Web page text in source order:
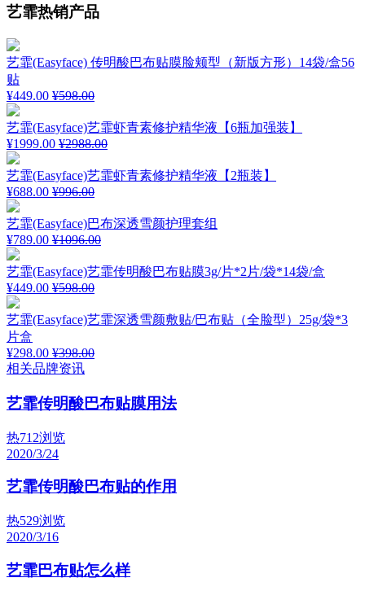
艺霏热销产品
艺霏(Easyface) 传明酸巴布贴膜脸颊型（新版方形）14袋/盒56
贴
¥449.00 ¥598.00
艺霏(Easyface)艺霏虾青素修护精华液【6瓶加强装】
¥1999.00 ¥2988.00
艺霏(Easyface)艺霏虾青素修护精华液【2瓶装】
¥688.00 ¥996.00
艺霏(Easyface)巴布深透雪颜护理套组
¥789.00 ¥1096.00
艺霏(Easyface)艺霏传明酸巴布贴膜3g/片*2片/袋*14袋/盒
¥449.00 ¥598.00
艺霏(Easyface)艺霏深透雪颜敷贴/巴布贴（全脸型）25g/袋*3
片盒
¥298.00 ¥398.00
相关品牌资讯
艺霏传明酸巴布贴膜用法
热712浏览
2020/3/24
艺霏传明酸巴布贴的作用
热529浏览
2020/3/16
艺霏巴布贴怎么样